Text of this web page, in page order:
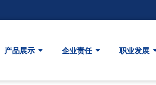
产品展示 企业责任 职业发展